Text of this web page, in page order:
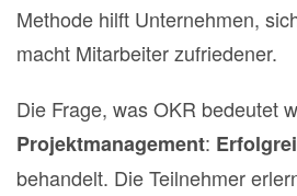
Methode hilft Unternehmen,
macht Mitarbeiter zufriedener.
Die Frage, was OKR bedeutet
Projektmanagement:
behandelt. Die Teilnehmer